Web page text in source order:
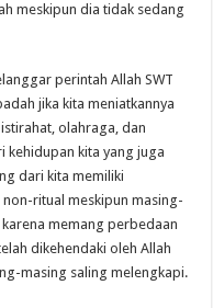
meskipun dia tidak sedang
perintah Allah SWT
jika kita meniatkannya
olahraga, dan
kehidupan kita yang juga
dari kita memiliki
ritual meskipun masing-
memang perbedaan
dikehendaki oleh Allah
masing saling melengkapi.